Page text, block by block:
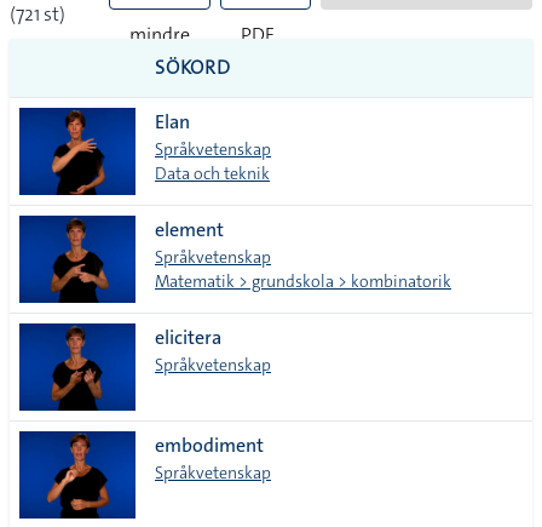
(721 st)
mindre
tecken
PDF
SÖKORD
Elan
Språkvetenskap
Data och teknik
element
Språkvetenskap
Matematik > grundskola > kombinatorik
elicitera
Språkvetenskap
embodiment
Språkvetenskap